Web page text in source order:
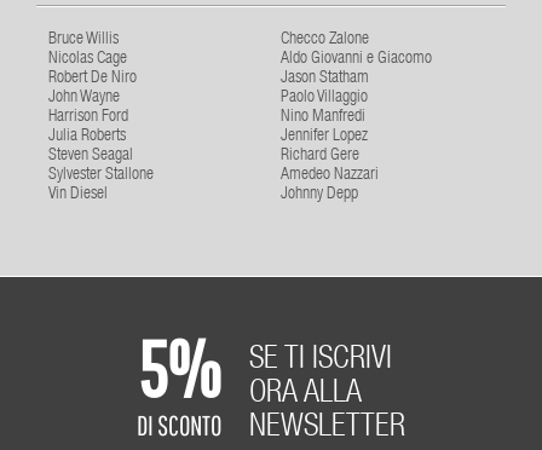
Bruce Willis
Checco Zalone
Nicolas Cage
Aldo Giovanni e Giacomo
Robert De Niro
Jason Statham
John Wayne
Paolo Villaggio
Harrison Ford
Nino Manfredi
Julia Roberts
Jennifer Lopez
Steven Seagal
Richard Gere
Sylvester Stallone
Amedeo Nazzari
Vin Diesel
Johnny Depp
5%
DI SCONTO
SE TI ISCRIVI
ORA ALLA
NEWSLETTER